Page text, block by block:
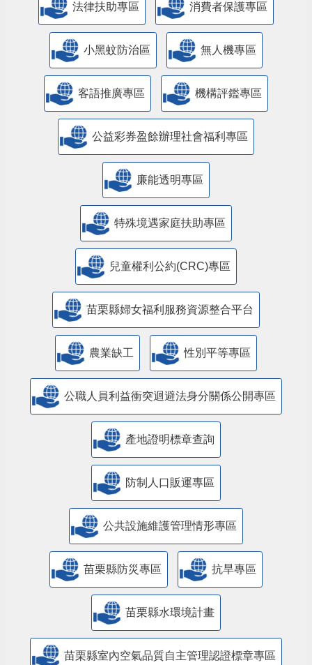
法律扶助專區 消費者保護專區
小黑蚊防治區 無人機專區
客語推廣專區 機構評鑑專區
公益彩券盈餘辦理社會福利專區
廉能透明專區
特殊境遇家庭扶助專區
兒童權利公約(CRC)專區
苗栗縣婦女福利服務資源整合平台
農業缺工 性別平等專區
公職人員利益衝突迴避法身分關係公開專區
產地證明標章查詢
防制人口販運專區
​公共設施維護管理情形專區
苗栗縣防災專區 抗旱專區
苗栗縣水環境計畫
苗栗縣室內空氣品質自主管理認證標章專區